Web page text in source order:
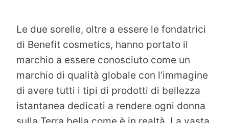
Le due sorelle, oltre a essere le fondatrici
di Benefit cosmetics, hanno portato il
marchio a essere conosciuto come un
marchio di qualità globale con l’immagine
di avere tutti i tipi di prodotti di bellezza
istantanea dedicati a rendere ogni donna